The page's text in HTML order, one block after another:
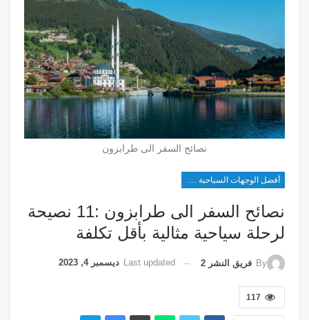
نصائح السفر الى طرابزون
أفضل الوجهات السياحية في تركيا
نصائح السفر الى طرابزون :11 نصيحة
لرحلة سياحية مثالية بأقل تكلفة
By فريق النشر 2 Last updated ديسمبر 4, 2023
117